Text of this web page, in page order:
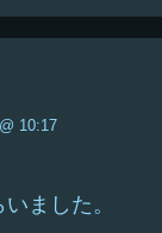
10:17
ました。